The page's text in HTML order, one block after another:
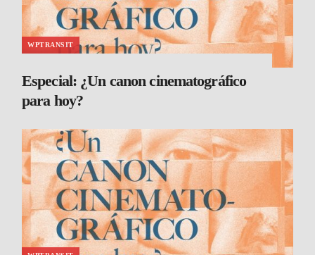
WPTRANSIT
Especial: ¿Un canon cinematográfico
para hoy?